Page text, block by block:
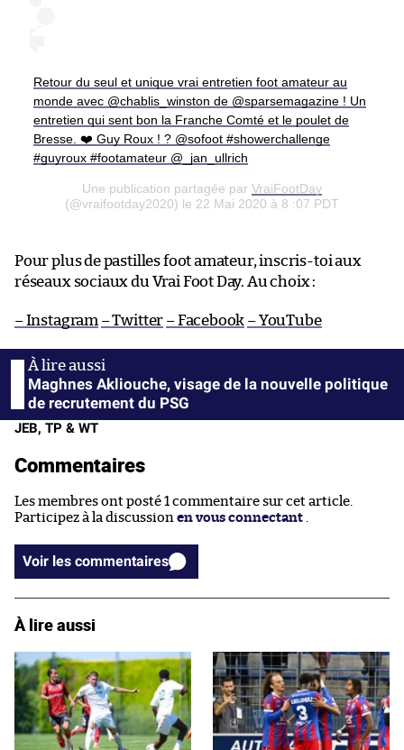
Retour du seul et unique vrai entretien foot amateur au
monde avec @chablis_winston de @sparsemagazine ! Un
entretien qui sent bon la Franche Comté et le poulet de
Bresse. ❤️ Guy Roux ! ? @sofoot #showerchallenge
#guyroux #footamateur @_jan_ullrich
Une publication partagée par VraiFootDay
(@vraifootday2020) le 22 Mai 2020 à 8 :07 PDT
Pour plus de pastilles foot amateur, inscris-toi aux
réseaux sociaux du Vrai Foot Day. Au choix :
– Instagram – Twitter – Facebook – YouTube
Maghnes Akliouche, visage de la nouvelle politique
de recrutement du PSG
JEB, TP & WT
Commentaires
Les membres ont posté 1 commentaire sur cet article.
Participez à la discussion en vous connectant
Voir les commentaires
À lire aussi